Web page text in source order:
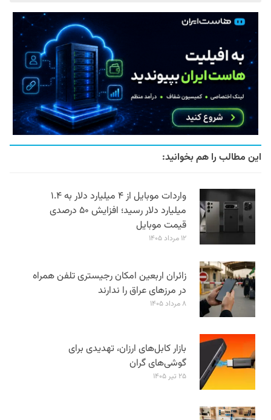
این مطالب را هم بخوانید:
واردات موبایل از ۴ میلیارد دلار به ۱.۴
میلیارد دلار رسید؛ افزایش ۵۰ درصدی
قیمت موبایل
۱۲ مرداد ۱۴۰۵
زائران اربعین امکان رجیستری تلفن همراه
در مرزهای عراق را ندارند
۸ مرداد ۱۴۰۵
بازار کابل‌های ارزان، تهدیدی برای
گوشی‌های گران
۲۵ تیر ۱۴۰۵